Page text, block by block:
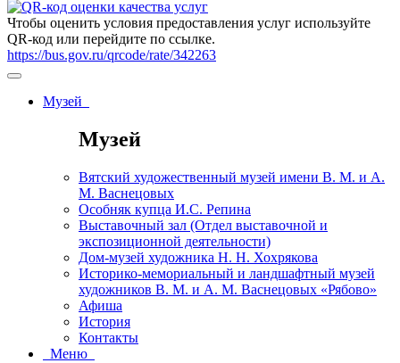
Чтобы оценить условия предоставления услуг используйте
QR-код или перейдите по ссылке.
https://bus.gov.ru/qrcode/rate/342263
Музей
Музей
Вятский художественный музей имени В. М. и А.
М. Васнецовых
Особняк купца И.С. Репина
Выставочный зал (Отдел выставочной и
экспозиционной деятельности)
Дом-музей художника Н. Н. Хохрякова
Историко-мемориальный и ландшафтный музей
художников В. М. и А. М. Васнецовых «Рябово»
Афиша
История
Контакты
Меню